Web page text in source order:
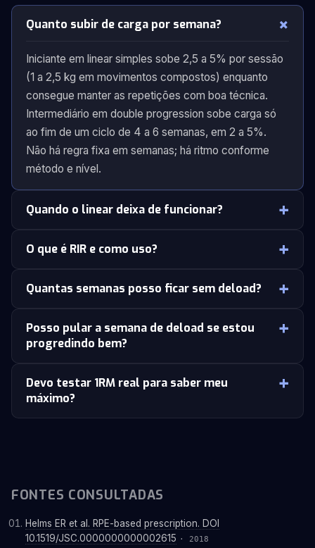
Quanto subir de carga por semana?
Iniciante em linear simples sobe 2,5 a 5% por sessão
(1 a 2,5 kg em movimentos compostos) enquanto
consegue manter as repetições com boa técnica.
Intermediário em double progression sobe carga só
ao fim de um ciclo de 4 a 6 semanas, em 2 a 5%.
Não há regra fixa em semanas; há ritmo conforme
método e nível.
Quando o linear deixa de funcionar?
O que é RIR e como uso?
Quantas semanas posso ficar sem deload?
Posso pular a semana de deload se estou
progredindo bem?
Devo testar 1RM real para saber meu
máximo?
FONTES CONSULTADAS
Helms ER et al. RPE-based prescription. DOI
10.1519/JSC.0000000000002615 · 2018